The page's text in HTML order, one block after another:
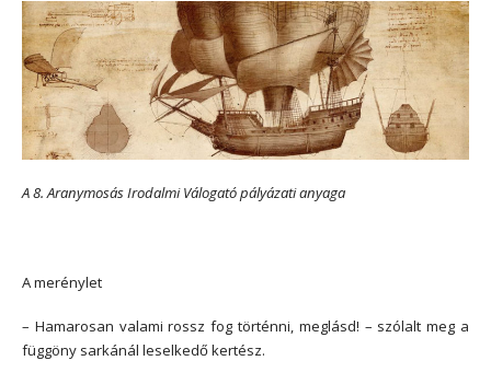
A 8. Aranymosás Irodalmi Válogató pályázati anyaga
A merénylet
– Hamarosan valami rossz fog történni, meglásd! – szólalt meg a
függöny sarkánál leselkedő kertész.